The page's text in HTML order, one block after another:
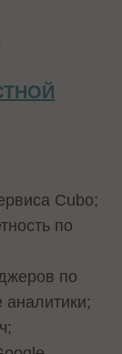
Cubo;
по
по
аналитики;